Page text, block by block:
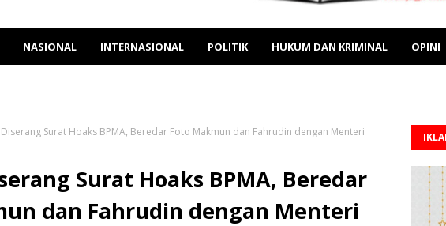
NASIONAL INTERNASIONAL POLITIK HUKUM DAN KRIMINAL OPINI
Diserang Surat Hoaks BPMA, Beredar Foto Makmun dan Fahrudin dengan Menteri
Surat Hoaks BPMA, Beredar
dan Fahrudin dengan Menteri